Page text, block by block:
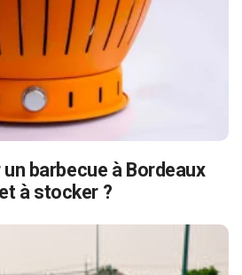
barbecue à Bordeaux
à stocker ?